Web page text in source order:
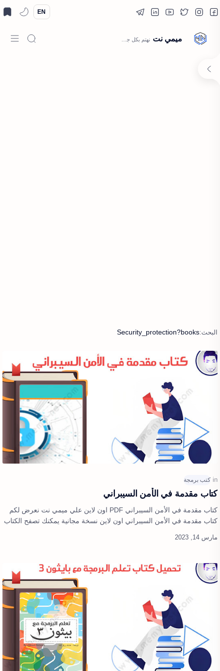
EN
ميمي نت
Security_protection?books
كتاب مقدمة في الأمن السيبراني
كتاب مقدمة في الأمن السيبراني PDF اون لاين علي ميمي نت نعرض لكم
كتاب مقدمة في الأمن السيبراني اون لاين نسخة مجانية يمكنك تصفح الكتاب